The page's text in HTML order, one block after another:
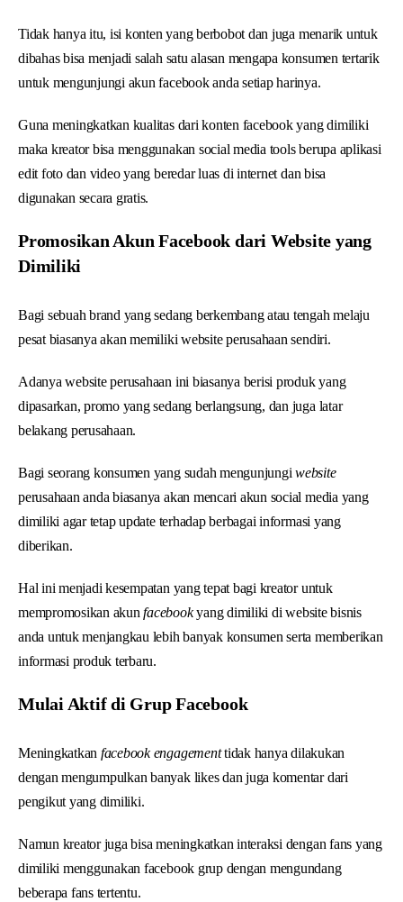
Tidak hanya itu, isi konten yang berbobot dan juga menarik untuk
dibahas bisa menjadi salah satu alasan mengapa konsumen tertarik
untuk mengunjungi akun facebook anda setiap harinya.
Guna meningkatkan kualitas dari konten facebook yang dimiliki
maka kreator bisa menggunakan social media tools berupa aplikasi
edit foto dan video yang beredar luas di internet dan bisa
digunakan secara gratis.
Promosikan Akun Facebook dari Website yang
Dimiliki
Bagi sebuah brand yang sedang berkembang atau tengah melaju
pesat biasanya akan memiliki website perusahaan sendiri.
Adanya website perusahaan ini biasanya berisi produk yang
dipasarkan, promo yang sedang berlangsung, dan juga latar
belakang perusahaan.
Bagi seorang konsumen yang sudah mengunjungiwebsite
perusahaan anda biasanya akan mencari akun social media yang
dimiliki agar tetap update terhadap berbagai informasi yang
diberikan.
Hal ini menjadi kesempatan yang tepat bagi kreator untuk
mempromosikan akunfacebookyang dimiliki di website bisnis
anda untuk menjangkau lebih banyak konsumen serta memberikan
informasi produk terbaru.
Mulai Aktif di Grup Facebook
Meningkatkan facebook engagementtidak hanya dilakukan
dengan mengumpulkan banyak likes dan juga komentar dari
pengikut yang dimiliki.
Namun kreator juga bisa meningkatkan interaksi dengan fans yang
dimiliki menggunakan facebook grup dengan mengundang
beberapa fans tertentu.